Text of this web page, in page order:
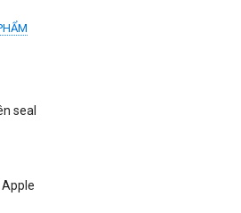
seal